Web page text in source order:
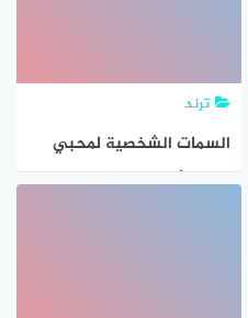
ترند
السمات الشخصية لمحبي
اللون الأخضر في علم النفس